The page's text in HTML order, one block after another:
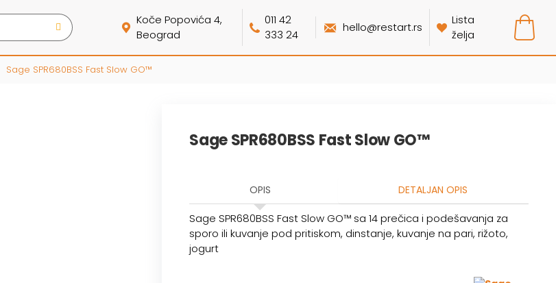
Koče Popovića 4,
Beograd
011 42
333 24
hello@restart.rs
Lista
želja
Sage SPR680BSS Fast Slow GO™
Sage SPR680BSS Fast Slow GO™
OPIS DETALJAN OPIS
Sage SPR680BSS Fast Slow GO™ sa 14 prečica i podešavanja za
sporo ili kuvanje pod pritiskom, dinstanje, kuvanje na pari, rižoto,
jogurt